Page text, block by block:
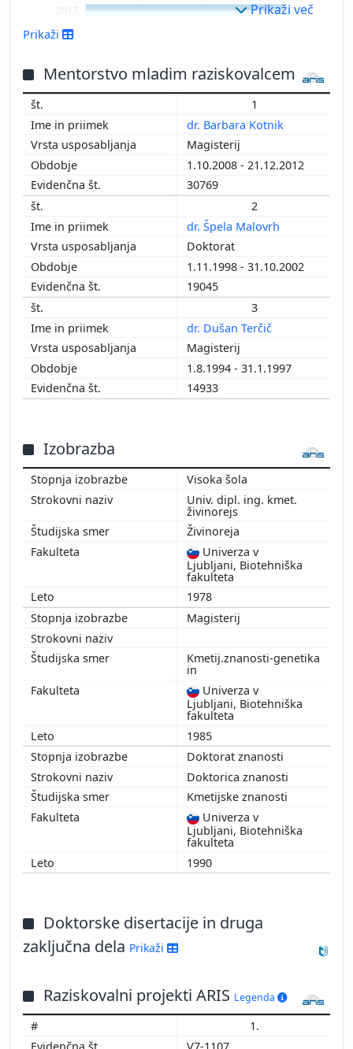
2000
2002
2003
2004
2005
2008
2009
2010
2011
2013
2014
2016
2017 Prikaži več
Prikaži
Mentorstvo mladim raziskovalcem
1
dr. Barbara Kotnik
Magisterij
1.10.2008 - 21.12.2012
30769
2
dr. Špela Malovrh
Doktorat
1.11.1998 - 31.10.2002
19045
3
dr. Dušan Terčič
Magisterij
1.8.1994 - 31.1.1997
14933
Izobrazba
Visoka šola
Univ. dipl. ing. kmet.
živinorejs
Živinoreja
Univerza v
Ljubljani, Biotehniška
fakulteta
1978
Magisterij
Kmetij.znanosti-genetika
in
Univerza v
Ljubljani, Biotehniška
fakulteta
1985
Doktorat znanosti
Doktorica znanosti
Kmetijske znanosti
Univerza v
Ljubljani, Biotehniška
fakulteta
1990
Doktorske disertacije in druga
zaključna dela Prikaži
Raziskovalni projekti ARIS Legenda
1.